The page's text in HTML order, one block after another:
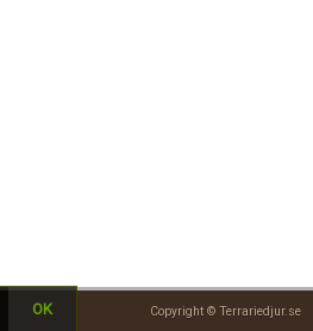
Copyright © Terrariedjur.se
OK